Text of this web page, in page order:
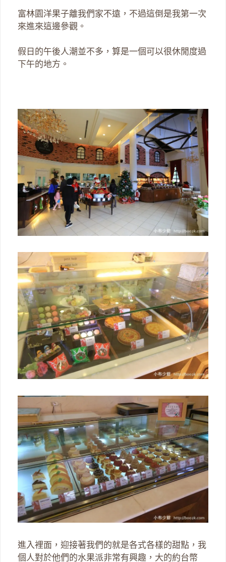
富林園洋果子離我們家不遠，不過這倒是我第一次
來進來這邊參觀。
假日的午後人潮並不多，算是一個可以很休閒度過
下午的地方。
進入裡面，迎接著我們的就是各式各樣的甜點，我
個人對於他們的水果派非常有興趣，大的約台幣